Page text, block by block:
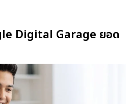
Digital Garage ยอด